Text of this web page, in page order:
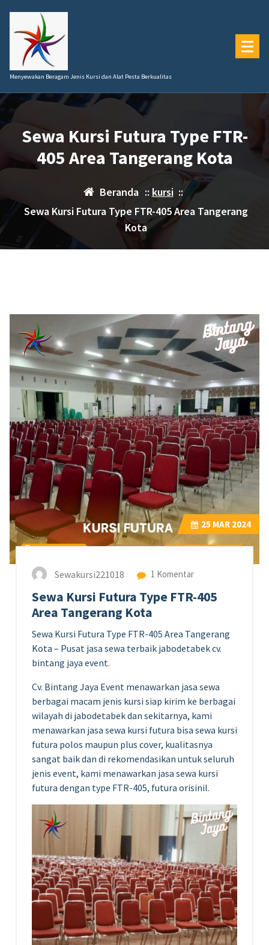
konten
Menyewakan Beragam Jenis Kursi dan Alat Pesta Berkualitas
Sewa Kursi Futura Type FTR-
405 Area Tangerang Kota
Beranda :: kursi::
Sewa Kursi Futura Type FTR-405 Area Tangerang
Kota
25 MAR 2024
Sewakursi221018 1 Komentar
Sewa Kursi Futura Type FTR-405
Area Tangerang Kota
Sewa Kursi Futura Type FTR-405 Area Tangerang
Kota – Pusat jasa sewa terbaik jabodetabek cv.
bintang jaya event.
Cv. Bintang Jaya Event menawarkan jasa sewa
berbagai macam jenis kursi siap kirim ke berbagai
wilayah di jabodetabek dan sekitarnya, kami
menawarkan jasa sewa kursi futura bisa sewa kursi
futura polos maupun plus cover, kualitasnya
sangat baik dan di rekomendasikan untuk seluruh
jenis event, kami menawarkan jasa sewa kursi
futura dengan type FTR-405, futura orisinil.